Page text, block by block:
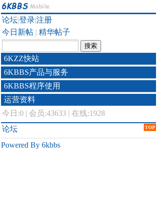
论坛|登录|注册
今日新帖 | 精华帖子
6KZZ快站
6KBBS产品与服务
6KBBS程序使用
运营资料
今日:0 | 会员:43633 | 在线:1928
TOP
论坛
Powered By 6kbbs